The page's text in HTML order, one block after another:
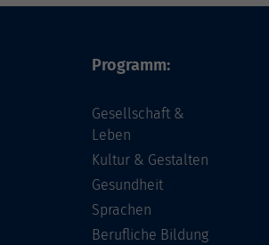
Programm:
Gesellschaft &
Leben
Kultur & Gestalten
Gesundheit
Sprachen
Berufliche Bildung